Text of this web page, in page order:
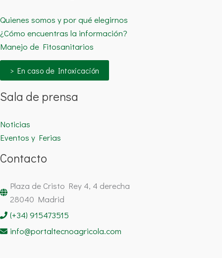
Quienes somos y por qué elegirnos
¿Cómo encuentras la información?
Manejo de Fitosanitarios
> En caso de Intoxicación
Sala de prensa
Noticias
Eventos y Ferias
Contacto
Plaza de Cristo Rey 4, 4 derecha
28040 Madrid
(+34) 915473515
info@portaltecnoagricola.com